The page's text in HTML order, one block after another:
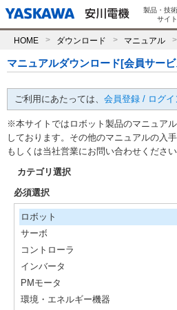
製品・技
サイト
HOME ダウンロード マニュアル
マニュアルダウンロード[会員サー
ご利用にあたっては、 会員登録 / ログイ
※本サイトではロボット製品のマニュア
しております。その他のマニュアルの入
もしくは当社営業にお問い合わせください
カテゴリ選択
必須選択
ロボット
サーボ
コントローラ
インバータ
PMモータ
環境・エネルギー機器